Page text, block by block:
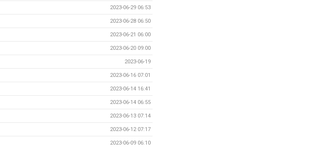
2023-06-29 06:53
2023-06-28 06:50
2023-06-21 06:00
2023-06-20 09:00
2023-06-19
2023-06-16 07:01
2023-06-14 16:41
2023-06-14 06:55
2023-06-13 07:14
2023-06-12 07:17
2023-06-09 06:10